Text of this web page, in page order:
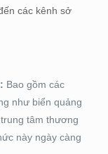
các kênh sở
Bao gồm các
như biển quảng
tâm thương
này ngày càng